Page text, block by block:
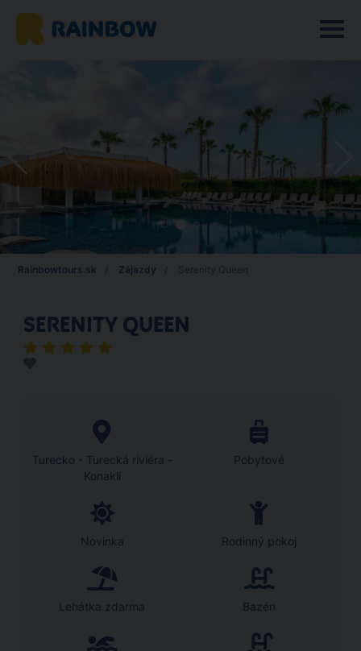
Rainbowtours.sk Zájazdy
SERENITY QUEEN
Turecko - Turecká riviéra -
Konakli
Pobytové
Novinka Rodinný pokoj
Lehátka zdarma Bazén